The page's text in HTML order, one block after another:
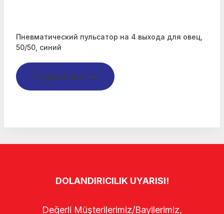
Пневматический пульсатор на 4 выхода для овец,
50/50, синий
Подробнее
DOLANDIRICILIK UYARISI!
Değerli Müşterilerimiz/Bayilerimiz,